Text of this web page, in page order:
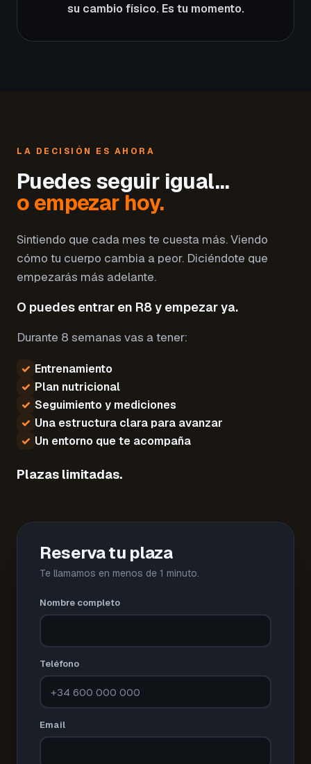
su cambio físico. Es tu momento.
LA DECISIÓN ES AHORA
Puedes seguir igual…
o empezar hoy.
Sintiendo que cada mes te cuesta más. Viendo
cómo tu cuerpo cambia a peor. Diciéndote que
empezarás más adelante.
O puedes entrar en R8 y empezar ya.
Durante 8 semanas vas a tener:
✓ Entrenamiento
✓ Plan nutricional
✓ Seguimiento y mediciones
✓ Una estructura clara para avanzar
✓ Un entorno que te acompaña
Plazas limitadas.
Reserva tu plaza
Te llamamos en menos de 1 minuto.
Nombre completo
Teléfono
Email